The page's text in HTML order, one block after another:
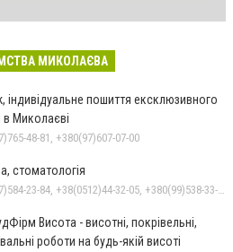
МИКОЛАЄВА
індивідуальне пошиття ексклюзивного
в Миколаєві
48-81, +380(97)607-07-00
стоматологія
Висота - висотні, покрівельні,
роботи на будь-якій висоті